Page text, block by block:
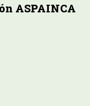
ASPAINCA